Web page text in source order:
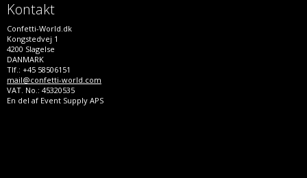
Kontakt
Confetti-World.dk
Kongstedvej 1
4200 Slagelse
DANMARK
Tlf.: +45 58506151
mail@confetti-world.com
VAT. No.: 45320535
En del af Event Supply APS